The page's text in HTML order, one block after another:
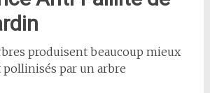
produisent beaucoup mieux
pollinisés par un arbre